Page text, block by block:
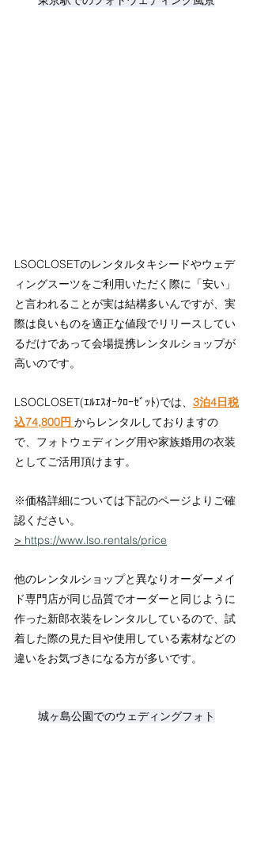
LSOCLOSETのレンタルタキシードやウェデ
ィングスーツをご利用いただく際に「安い」
と言われることが実は結構多いんですが、実
際は良いものを適正な値段でリリースしてい
るだけであって会場提携レンタルショップが
高いのです。
LSOCLOSET(ｴﾙｴｽｵｰｸﾛｰｾﾞｯﾄ)では、 3泊4日税
込74,800円 からレンタルしておりますの
で、フォトウェディング用や家族婚用の衣装
としてご活用頂けます。
※価格詳細については下記のページよりご確
認ください。
> https://www.lso.rentals/price
他のレンタルショップと異なりオーダーメイ
ド専門店が同じ品質でオーダーと同じように
作った新郎衣装をレンタルしているので、試
着した際の見た目や使用している素材などの
違いをお気づきになる方が多いです。
城ヶ島公園でのウェディングフォト